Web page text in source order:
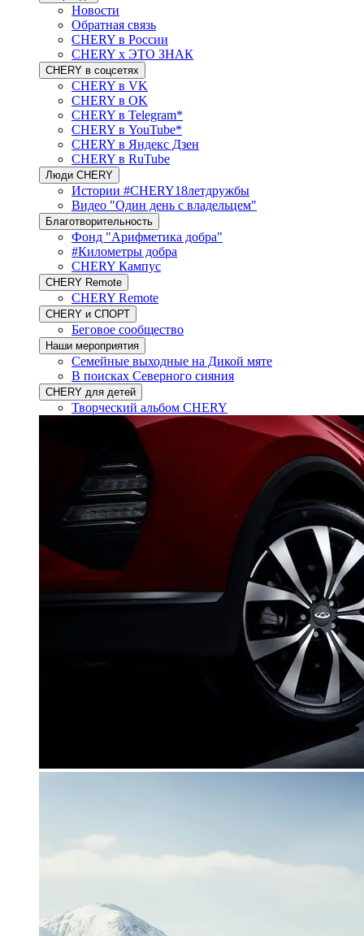
Новости
Обратная связь
CHERY в России
CHERY x ЭТО ЗНАК
CHERY в соцсетях
CHERY в VK
CHERY в OK
CHERY в Telegram*
CHERY в YouTube*
CHERY в Яндекс Дзен
CHERY в RuTube
Люди CHERY
Истории #CHERY18летдружбы
Видео "Один день с владельцем"
Благотворительность
Фонд "Арифметика добра"
#Километры добра
CHERY Кампус
CHERY Remote
CHERY Remote
CHERY и СПОРТ
Беговое сообщество
Наши мероприятия
Семейные выходные на Дикой мяте
В поисках Северного сияния
CHERY для детей
Творческий альбом CHERY